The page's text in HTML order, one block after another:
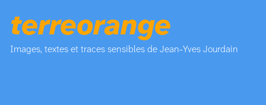
terreorange
Images, textes et traces sensibles de Jean-Yves Jourdain